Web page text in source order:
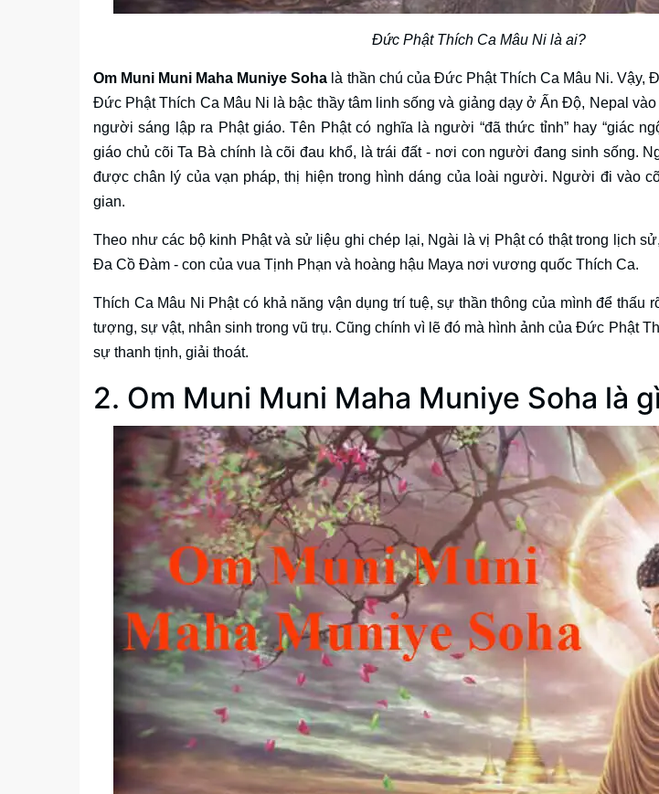
Đức Phật Thích Ca Mâu Ni là ai?
Om Muni Muni Maha Muniye Soha là thần chú của Đức Phật Thích Ca Mâu Ni. Vậy,
Đức Phật Thích Ca Mâu Ni là bậc thầy tâm linh sống và giảng dạy ở Ấn Độ, Nepal
người sáng lập ra Phật giáo. Tên Phật có nghĩa là người “đã thức tỉnh” hay “giác
giáo chủ cõi Ta Bà chính là cõi đau khổ, là trái đất - nơi con người đang sinh sống.
được chân lý của vạn pháp, thị hiện trong hình dáng của loài người. Người đi vào
gian.
Theo như các bộ kinh Phật và sử liệu ghi chép lại, Ngài là vị Phật có thật trong lịch
Đa Cồ Đàm - con của vua Tịnh Phạn và hoàng hậu Maya nơi vương quốc Thích Ca.
Thích Ca Mâu Ni Phật có khả năng vận dụng trí tuệ, sự thần thông của mình để thấu
tượng, sự vật, nhân sinh trong vũ trụ. Cũng chính vì lẽ đó mà hình ảnh của Đức Phật
sự thanh tịnh, giải thoát.
2. Om Muni Muni Maha Muniye Soha là